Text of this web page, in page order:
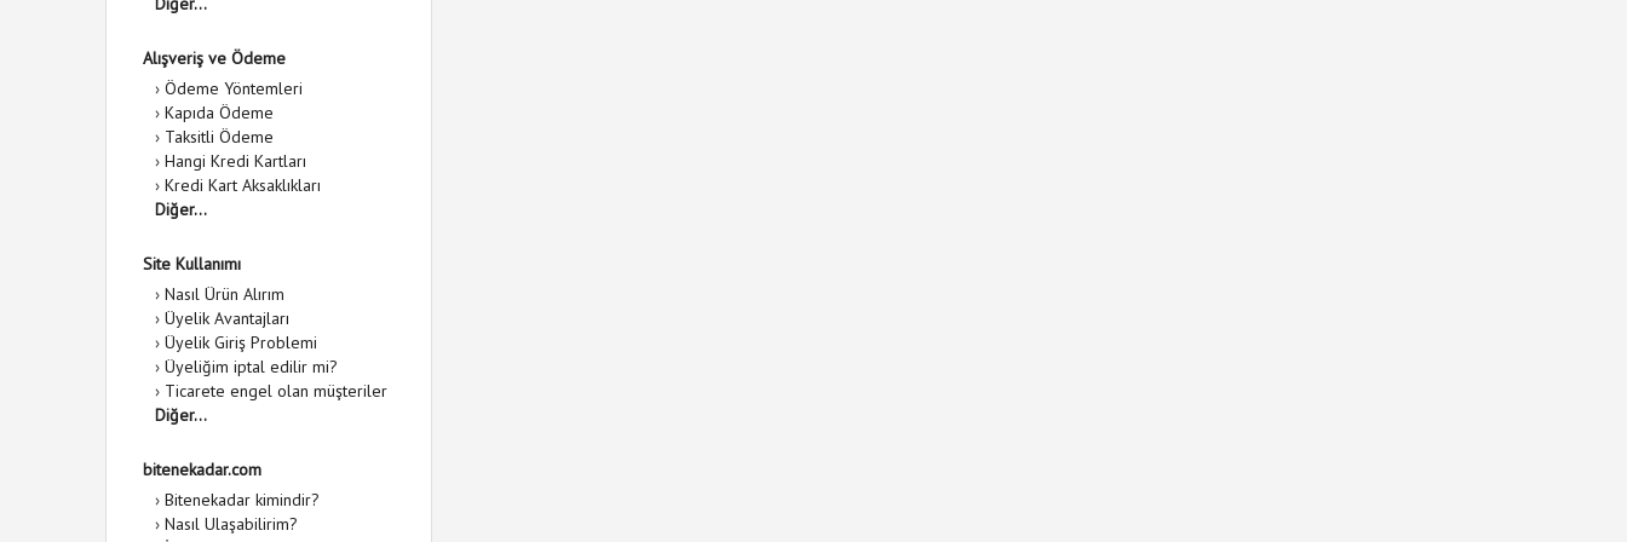
Alışveriş ve Ödeme
› Ödeme Yöntemleri
› Kapıda Ödeme
› Taksitli Ödeme
› Hangi Kredi Kartları
› Kredi Kart Aksaklıkları
Diğer...
Site Kullanımı
› Nasıl Ürün Alırım
› Üyelik Avantajları
› Üyelik Giriş Problemi
› Üyeliğim iptal edilir mi?
› Ticarete engel olan müşteriler
Diğer...
bitenekadar.com
› Bitenekadar kimindir?
› Nasıl Ulaşabilirim?